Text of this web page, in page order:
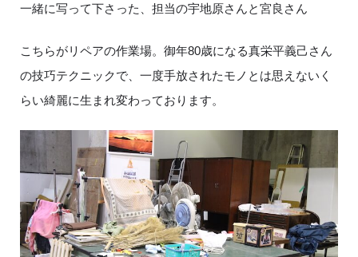
一緒に写って下さった、担当の宇地原さんと宮良さん
こちらがリペアの作業場。御年80歳になる真栄平義己さん
の技巧テクニックで、一度手放されたモノとは思えないく
らい綺麗に生まれ変わっております。